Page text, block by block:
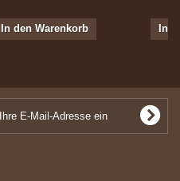
In den Warenkorb In